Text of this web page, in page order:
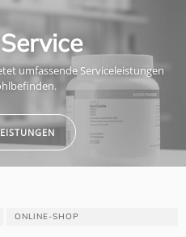
umfassende Serviceleistungen
ONLINE-SHOP